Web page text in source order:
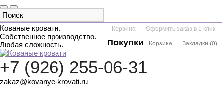
Корзина Оформить заказ в 1 клик
Покупки Корзина Закладки (0)
Кованые кровати.
Собственное производство.
Любая сложность.
+7 (926) 255-06-31
zakaz@kovanye-krovati.ru